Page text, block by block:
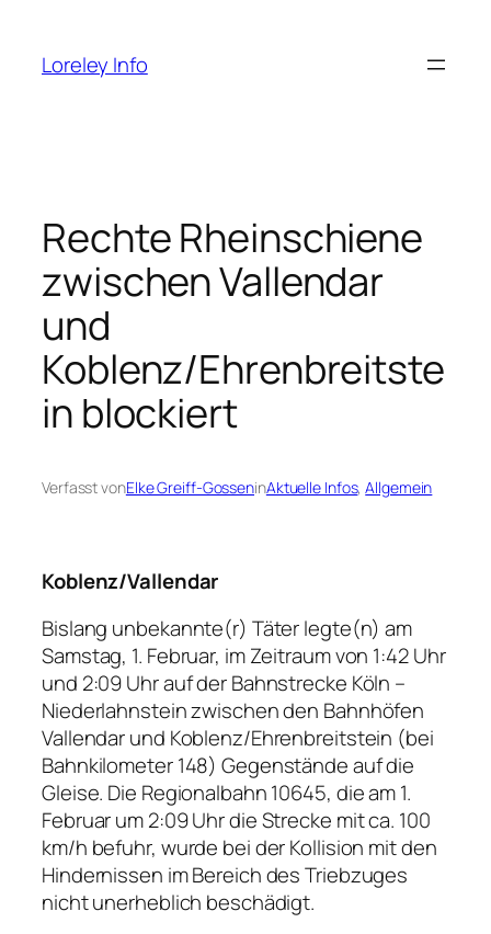
springen
Loreley Info
Rechte Rheinschiene
zwischen Vallendar
und
Koblenz/Ehrenbreitste
in blockiert
Verfasst vonElke Greiff-GosseninAktuelle Infos, Allgemein
Koblenz/Vallendar
Bislang unbekannte(r) Täter legte(n) am
Samstag, 1. Februar, im Zeitraum von 1:42 Uhr
und 2:09 Uhr auf der Bahnstrecke Köln –
Niederlahnstein zwischen den Bahnhöfen
Vallendar und Koblenz/Ehrenbreitstein (bei
Bahnkilometer 148) Gegenstände auf die
Gleise. Die Regionalbahn 10645, die am 1.
Februar um 2:09 Uhr die Strecke mit ca. 100
km/h befuhr, wurde bei der Kollision mit den
Hindernissen im Bereich des Triebzuges
nicht unerheblich beschädigt.